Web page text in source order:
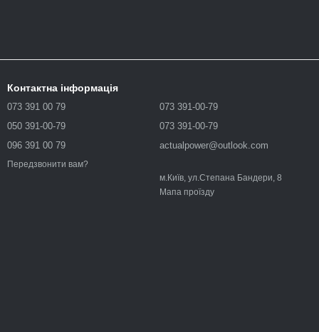
Контактна інформація
073 391 00 79
050 391-00-79
096 391 00 79
Передзвонити вам?
073 391-00-79
073 391-00-79
actualpower@outlook.com
м.Київ, ул.Степана Бандери, 8
Мапа проїзду